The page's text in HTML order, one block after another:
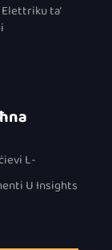
ta’
L-
U Insights